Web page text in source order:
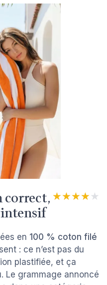
correct,
intensif
★★★★★
★★★★★
en 100 % coton filé
: ce n’est pas du
plastifiée, et ça
Le grammage annoncé